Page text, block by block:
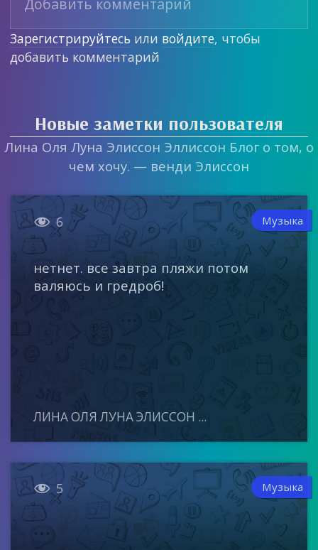
Зарегистрируйтесь или войдите, чтобы
добавить комментарий
Новые заметки пользователя
Лина Оля Луна Элиссон Эллиссон Блог о том, о
чем хочу. — венди Элиссон
 6 Музыка
нетнет. все завтра пляжи потом
валяюсь и гредроб!
ЛИНА ОЛЯ ЛУНА ЭЛИССОН ...
 5 Музыка